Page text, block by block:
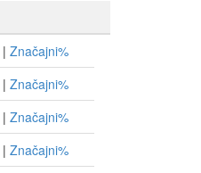
| Značajni%
| Značajni%
| Značajni%
| Značajni%